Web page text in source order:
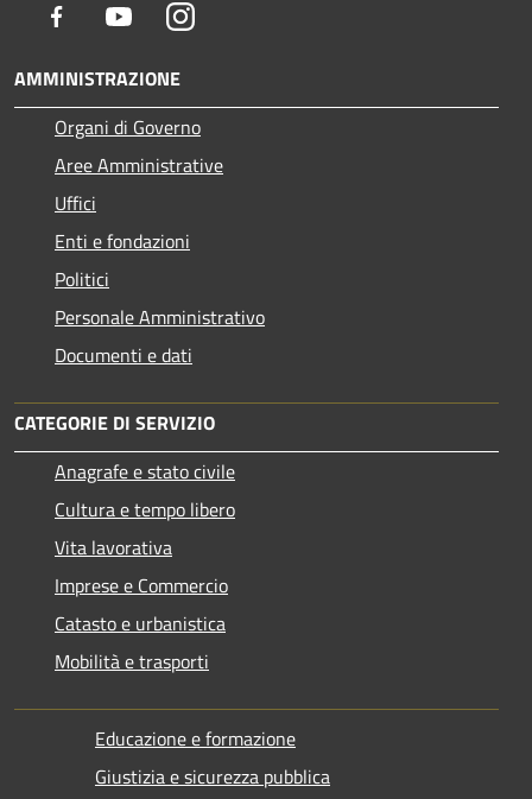
Facebook YoutubeInstagram
AMMINISTRAZIONE
Organi di Governo
Aree Amministrative
Uffici
Enti e fondazioni
Politici
Personale Amministrativo
Documenti e dati
CATEGORIE DI SERVIZIO
Anagrafe e stato civile
Cultura e tempo libero
Vita lavorativa
Imprese e Commercio
Catasto e urbanistica
Mobilità e trasporti
Educazione e formazione
Giustizia e sicurezza pubblica